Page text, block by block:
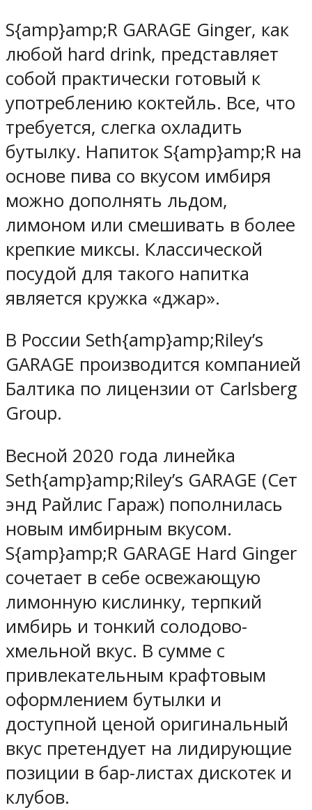
S{amp}amp;R GARAGE Ginger, как
любой hard drink, представляет
собой практически готовый к
употреблению коктейль. Все, что
требуется, слегка охладить
бутылку. Напиток S{amp}amp;R на
основе пива со вкусом имбиря
можно дополнять льдом,
лимоном или смешивать в более
крепкие миксы. Классической
посудой для такого напитка
является кружка «джар».
В России Seth{amp}amp;Riley’s
GARAGE производится компанией
Балтика по лицензии от Carlsberg
Group.
Весной 2020 года линейка
Seth{amp}amp;Riley’s GARAGE (Сет
энд Райлис Гараж) пополнилась
новым имбирным вкусом.
S{amp}amp;R GARAGE Hard Ginger
сочетает в себе освежающую
лимонную кислинку, терпкий
имбирь и тонкий солодово-
хмельной вкус. В сумме с
привлекательным крафтовым
оформлением бутылки и
доступной ценой оригинальный
вкус претендует на лидирующие
позиции в бар-листах дискотек и
клубов.